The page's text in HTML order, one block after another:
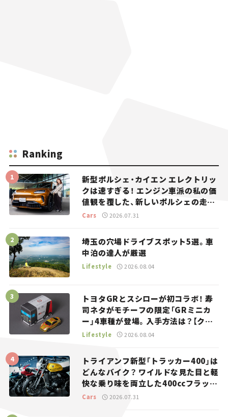
Ranking
新型ポルシェ・カイエン エレクトリッ
クは速すぎる！ エンジン車派の私の価
値観を覆した、新しいポルシェの走
り。
Cars 2026.07.31
埼玉の穴場ドライブスポット5選。車
中泊の達人が厳選
Lifestyle 2026.08.04
トヨタGRとスシローが初コラボ！ 寿
司ネタがモチーフの限定「GRミニカ
ー」4車種が登場。入手方法は？【クル
マとホビー】
Lifestyle 2026.08.04
トライアンフ新型「トラッカー400」は
どんなバイク？ ワイルドな見た目と軽
快な乗り味を両立した400ccフラット
トラッカー【試乗レビュー】
Cars 2026.07.31